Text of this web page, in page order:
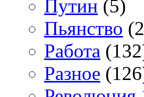
Путин (5)
Пьянство
Работа
Разное